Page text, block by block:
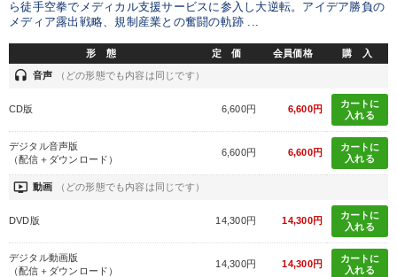
ら徒手空拳でメディカル支援サービスに参入し大逆転。アイデア勝負の
メディア露出戦略、規制産業との奮闘の軌跡 ...
形 態 定 価 会員価格 購 入
headset 音声 （どの形態でも内容は同じです）
CD版 6,600円 6,600円
カートに
入れる
デジタル音声版
（配信＋ダウンロード）
6,600円 6,600円
カートに
入れる
ondemand_video 動画 （どの形態でも内容は同じです）
DVD版 14,300円 14,300円
カートに
入れる
デジタル動画版
（配信＋ダウンロード）
14,300円 14,300円
カートに
入れる